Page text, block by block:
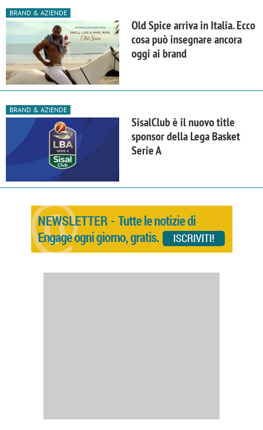
BRAND & AZIENDE
Old Spice arriva in Italia. Ecco
cosa può insegnare ancora
oggi ai brand
BRAND & AZIENDE
SisalClub è il nuovo title
sponsor della Lega Basket
Serie A